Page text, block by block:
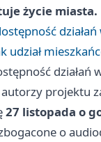
życie miasta.
udział
działań
projektu
27 listopada o
o